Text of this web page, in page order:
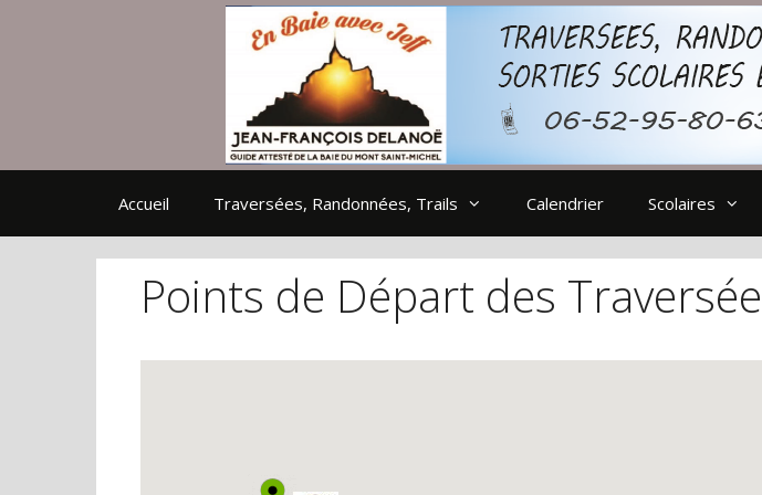
Accueil Traversées, Randonnées, Trails Calendrier Scolaires
Points de Départ des